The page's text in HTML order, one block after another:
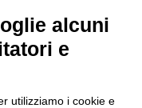
alcuni
e
utilizziamo i cookie e